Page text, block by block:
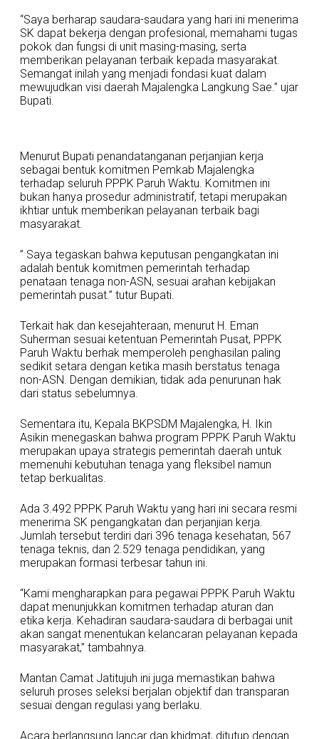
“Saya berharap saudara-saudara yang hari ini menerima
SK dapat bekerja dengan profesional, memahami tugas
pokok dan fungsi di unit masing-masing, serta
memberikan pelayanan terbaik kepada masyarakat.
Semangat inilah yang menjadi fondasi kuat dalam
mewujudkan visi daerah Majalengka Langkung Sae.” ujar
Bupati.
Menurut Bupati penandatanganan perjanjian kerja
sebagai bentuk komitmen Pemkab Majalengka
terhadap seluruh PPPK Paruh Waktu. Komitmen ini
bukan hanya prosedur administratif, tetapi merupakan
ikhtiar untuk memberikan pelayanan terbaik bagi
masyarakat.
” Saya tegaskan bahwa keputusan pengangkatan ini
adalah bentuk komitmen pemerintah terhadap
penataan tenaga non-ASN, sesuai arahan kebijakan
pemerintah pusat.” tutur Bupati.
Terkait hak dan kesejahteraan, menurut H. Eman
Suherman sesuai ketentuan Pemerintah Pusat, PPPK
Paruh Waktu berhak memperoleh penghasilan paling
sedikit setara dengan ketika masih berstatus tenaga
non-ASN. Dengan demikian, tidak ada penurunan hak
dari status sebelumnya.
Sementara itu, Kepala BKPSDM Majalengka, H. Ikin
Asikin menegaskan bahwa program PPPK Paruh Waktu
merupakan upaya strategis pemerintah daerah untuk
memenuhi kebutuhan tenaga yang fleksibel namun
tetap berkualitas.
Ada 3.492 PPPK Paruh Waktu yang hari ini secara resmi
menerima SK pengangkatan dan perjanjian kerja.
Jumlah tersebut terdiri dari 396 tenaga kesehatan, 567
tenaga teknis, dan 2.529 tenaga pendidikan, yang
merupakan formasi terbesar tahun ini.
“Kami mengharapkan para pegawai PPPK Paruh Waktu
dapat menunjukkan komitmen terhadap aturan dan
etika kerja. Kehadiran saudara-saudara di berbagai unit
akan sangat menentukan kelancaran pelayanan kepada
masyarakat,” tambahnya.
Mantan Camat Jatitujuh ini juga memastikan bahwa
seluruh proses seleksi berjalan objektif dan transparan
sesuai dengan regulasi yang berlaku.
Acara berlangsung lancar dan khidmat, ditutup dengan